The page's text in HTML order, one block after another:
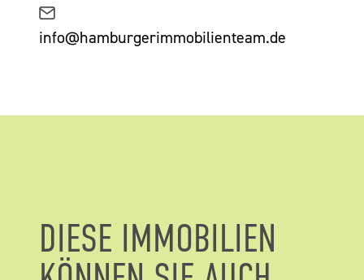
info@hamburgerimmobilienteam.de
DIESE IMMOBILIEN